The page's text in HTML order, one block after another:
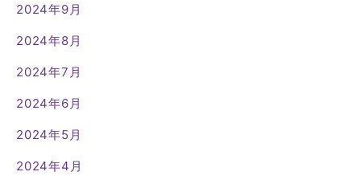
2024年9月
2024年8月
2024年7月
2024年6月
2024年5月
2024年4月